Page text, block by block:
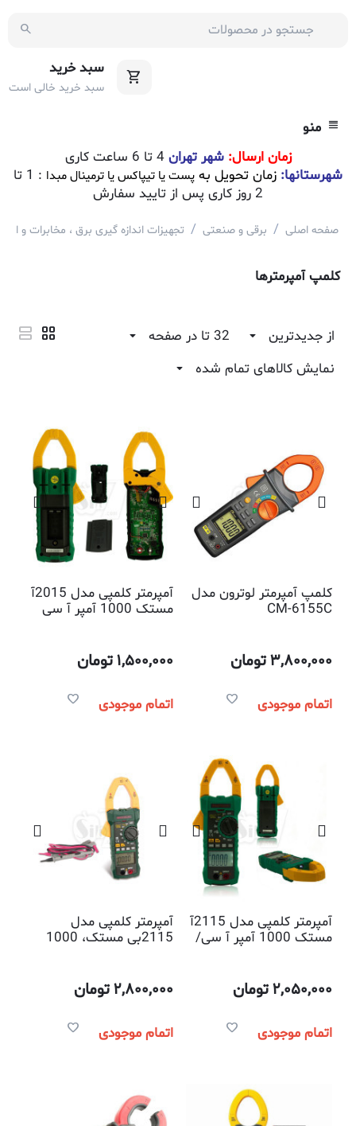
سبد خرید
سبد خرید خالی است
منو
زمان ارسال:شهر تهران 4 تا 6 ساعت کاری
شهرستانها: زمان تحویل به پست یا تیپاکس یا ترمینال مبدا
: 1 تا
2 روز کاری پس از تایید سفارش
صفحه اصلی / برقی و صنعتی / تجهیزات اندازه گیری برق ، مخابرات و
کلمپ آمپرمترها
از جدیدترین
32 تا در صفحه
نمایش کالاهای تمام شده
کلمپ آمپرمتر لوترون مدل
CM-6155C
3,800,000تومان
اتمام موجودی
آمپرمتر کلمپی مدل 2015آ
مستک 1000 آمپر آ سی
1,500,000تومان
اتمام موجودی
آمپرمتر کلمپی مدل 2115آ
مستک 1000 آمپر آ سی/
2,050,000تومان
اتمام موجودی
آمپرمتر کلمپی مدل
2115بی مستک، 1000
2,800,000تومان
اتمام موجودی